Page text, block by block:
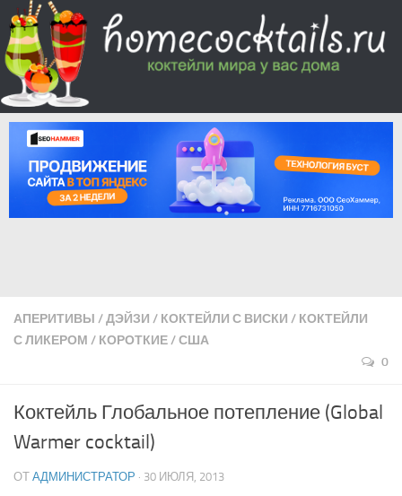
АПЕРИТИВЫ /ДЭЙЗИ / КОКТЕЙЛИ С ВИСКИ / КОКТЕЙЛИ
С ЛИКЕРОМ / КОРОТКИЕ/США
0
Коктейль Глобальное потепление (Global
Warmer cocktail)
ОТ АДМИНИСТРАТОР · 30 ИЮЛЯ, 2013